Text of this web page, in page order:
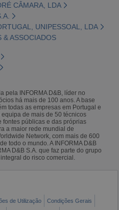
CÂMARA, LDA
UNIPESSOAL, LDA
& ASSOCIADOS
pela INFORMA D&B, líder no
há mais de 100 anos. A base
todas as empresas em Portugal e
de mais de 50 técnicos
fontes públicas e das próprias
a maior rede mundial de
Network, com mais de 600
todo o mundo. A INFORMA D&B
D&B S.A. que faz parte do grupo
do risco comercial.
de Utilização
Condições Gerais